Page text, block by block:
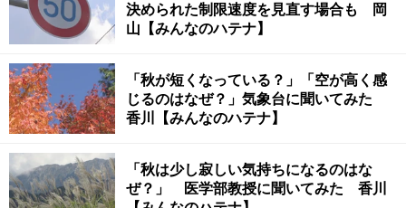
決められた制限速度を見直す場合も 岡
山【みんなのハテナ】
「秋が短くなっている？」「空が高く感
じるのはなぜ？」気象台に聞いてみた
香川【みんなのハテナ】
「秋は少し寂しい気持ちになるのはな
ぜ？」 医学部教授に聞いてみた 香川